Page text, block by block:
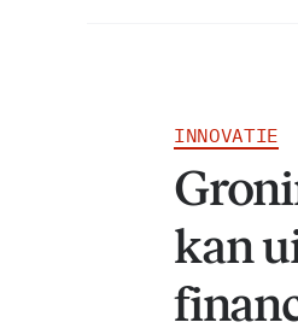
INNOVATIE
kan